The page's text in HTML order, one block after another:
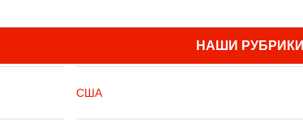
НАШИ РУБРИКИ
США